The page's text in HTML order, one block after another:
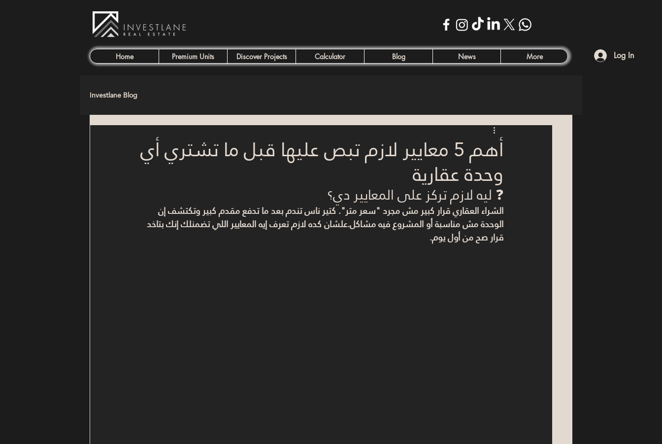
Home Premium Units Discover Projects Calculator Blog News More Log In
Investlane Blog
أهم 5 معايير لازم تبص عليها قبل ما تشتري أي
وحدة عقارية
❓ ليه لازم تركز على المعايير دي؟
الشراء العقاري قرار كبير مش مجرد "سعر متر". كتير ناس تندم بعد ما تدفع مقدم كبير وتكتشف إن
الوحدة مش مناسبة أو المشروع فيه مشاكل.علشان كده لازم تعرف إيه المعايير اللي تضمنلك إنك بتاخد
قرار صح من أول يوم.